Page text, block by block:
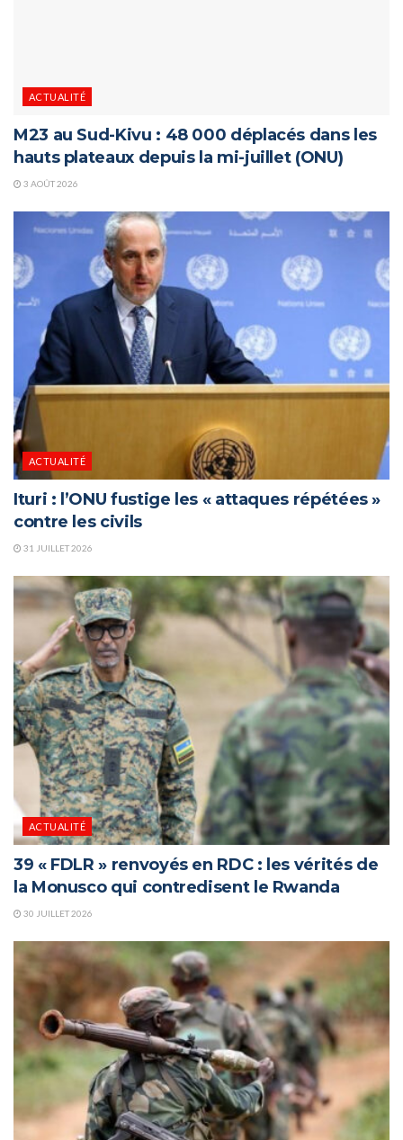
ACTUALITÉ
M23 au Sud-Kivu : 48 000 déplacés dans les
hauts plateaux depuis la mi-juillet (ONU)
3 AOÛT 2026
ACTUALITÉ
Ituri : l’ONU fustige les « attaques répétées »
contre les civils
31 JUILLET 2026
ACTUALITÉ
39 « FDLR » renvoyés en RDC : les vérités de
la Monusco qui contredisent le Rwanda
30 JUILLET 2026